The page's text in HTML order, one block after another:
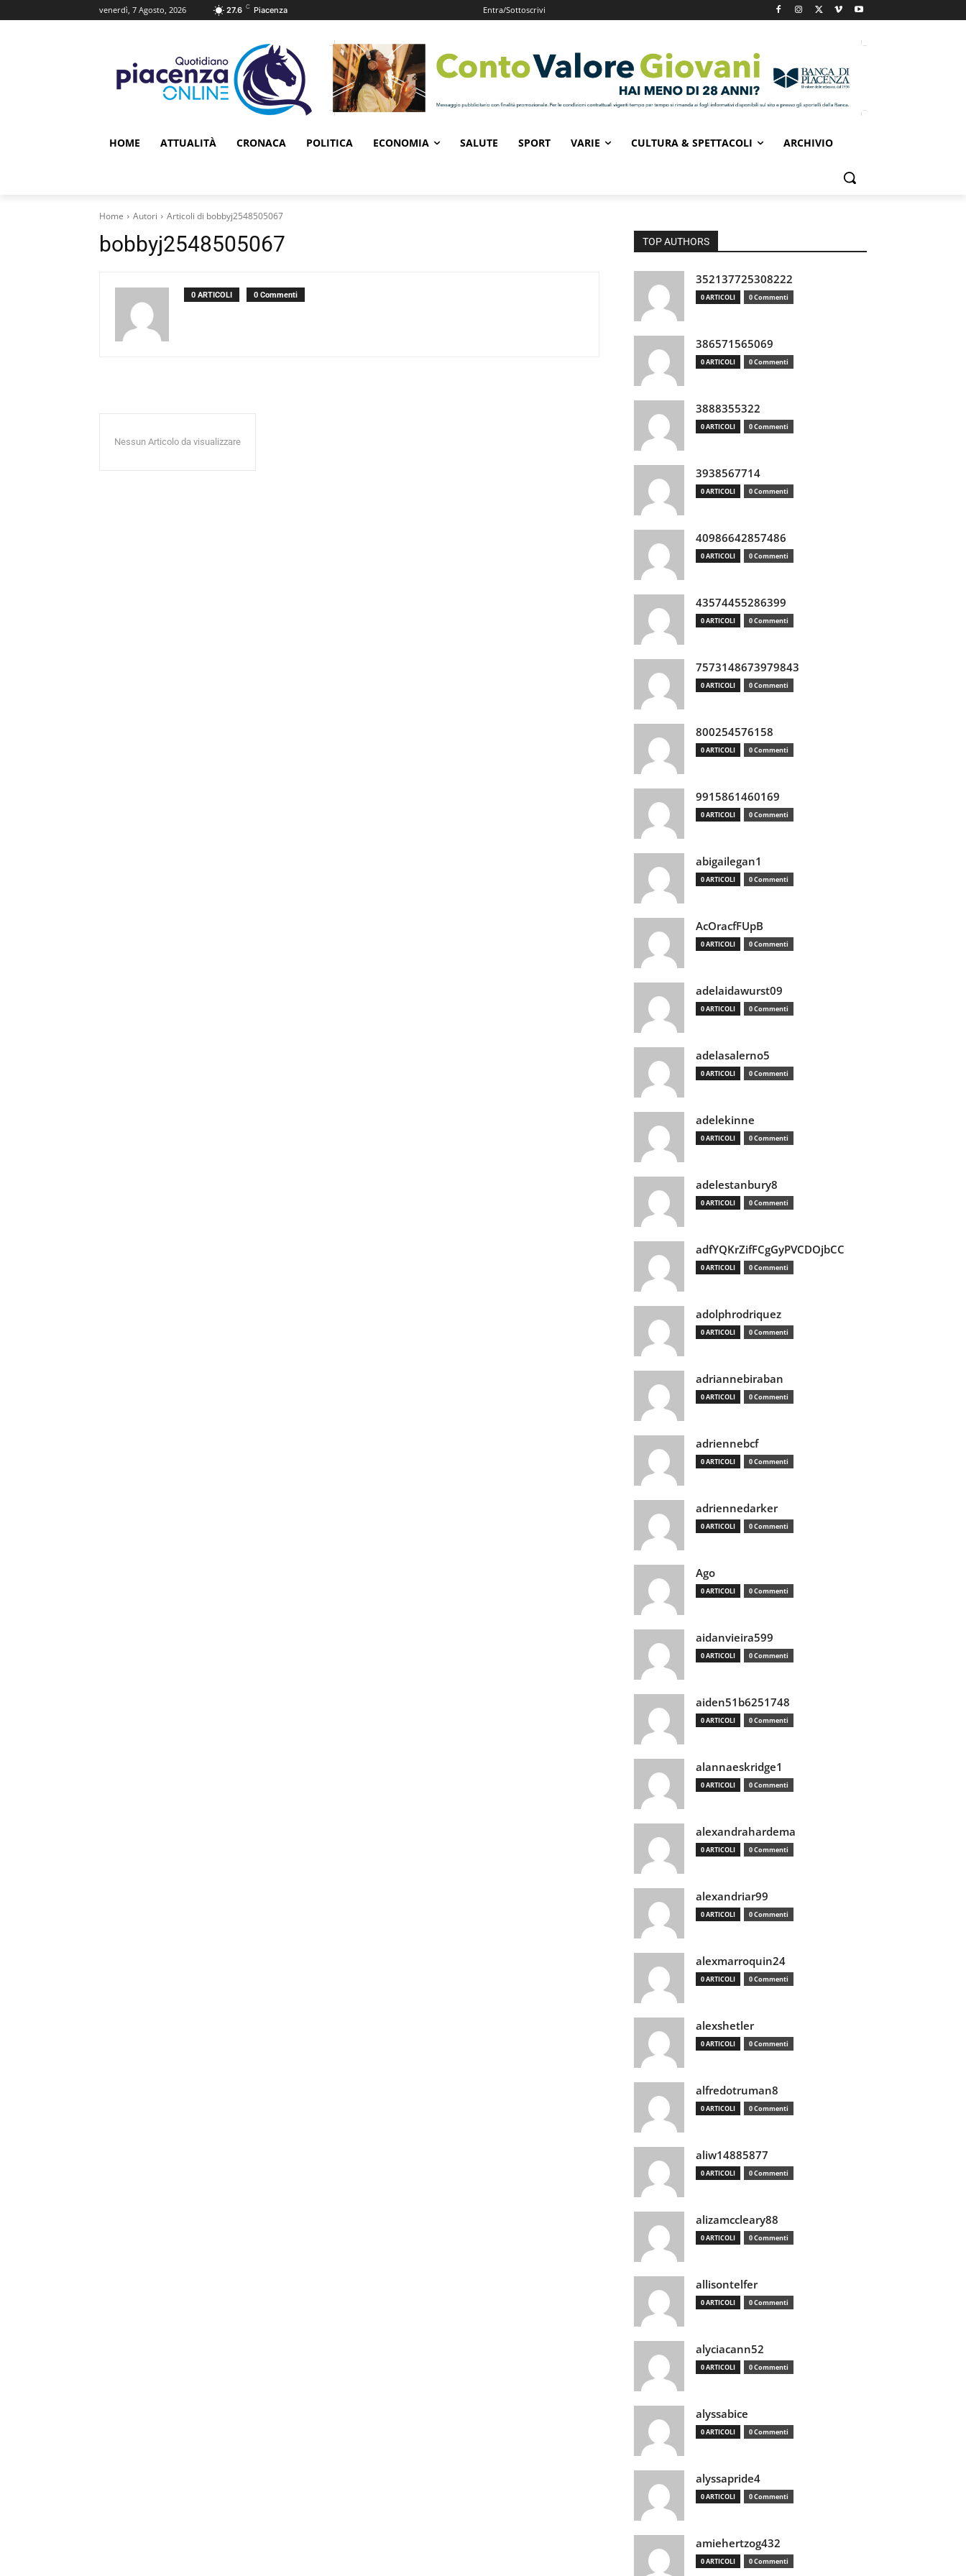
venerdì, 7 Agosto, 2026 27.6 C Piacenza Entra/Sottoscrivi
HOME ATTUALITÀ CRONACA POLITICA ECONOMIA SALUTE SPORT VARIE CULTURA & SPETTACOLI ARCHIVIO
Home Autori Articoli di bobbyj2548505067
bobbyj2548505067
0 ARTICOLI 0 Commenti
Nessun Articolo da visualizzare
TOP AUTHORS
352137725308222
0 ARTICOLI 0 Commenti
386571565069
0 ARTICOLI 0 Commenti
3888355322
0 ARTICOLI 0 Commenti
3938567714
0 ARTICOLI 0 Commenti
40986642857486
0 ARTICOLI 0 Commenti
43574455286399
0 ARTICOLI 0 Commenti
7573148673979843
0 ARTICOLI 0 Commenti
800254576158
0 ARTICOLI 0 Commenti
9915861460169
0 ARTICOLI 0 Commenti
abigailegan1
0 ARTICOLI 0 Commenti
AcOracfFUpB
0 ARTICOLI 0 Commenti
adelaidawurst09
0 ARTICOLI 0 Commenti
adelasalerno5
0 ARTICOLI 0 Commenti
adelekinne
0 ARTICOLI 0 Commenti
adelestanbury8
0 ARTICOLI 0 Commenti
adfYQKrZifFCgGyPVCDOjbCC
0 ARTICOLI 0 Commenti
adolphrodriquez
0 ARTICOLI 0 Commenti
adriannebiraban
0 ARTICOLI 0 Commenti
adriennebcf
0 ARTICOLI 0 Commenti
adriennedarker
0 ARTICOLI 0 Commenti
Ago
0 ARTICOLI 0 Commenti
aidanvieira599
0 ARTICOLI 0 Commenti
aiden51b6251748
0 ARTICOLI 0 Commenti
alannaeskridge1
0 ARTICOLI 0 Commenti
alexandrahardema
0 ARTICOLI 0 Commenti
alexandriar99
0 ARTICOLI 0 Commenti
alexmarroquin24
0 ARTICOLI 0 Commenti
alexshetler
0 ARTICOLI 0 Commenti
alfredotruman8
0 ARTICOLI 0 Commenti
aliw14885877
0 ARTICOLI 0 Commenti
alizamccleary88
0 ARTICOLI 0 Commenti
allisontelfer
0 ARTICOLI 0 Commenti
alyciacann52
0 ARTICOLI 0 Commenti
alyssabice
0 ARTICOLI 0 Commenti
alyssapride4
0 ARTICOLI 0 Commenti
amiehertzog432
0 ARTICOLI 0 Commenti